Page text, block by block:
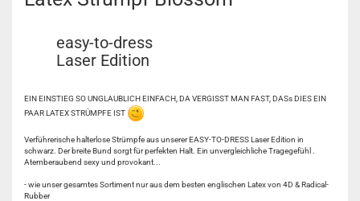
easy-to-dress
Laser Edition
EIN EINSTIEG SO UNGLAUBLICH EINFACH, DA VERGISST MAN FAST, DASs DIES EIN
PAAR LATEX STRÜMPFE IST
Verführerische halterlose Strümpfe aus unserer EASY-TO-DRESS Laser Edition in
schwarz. Der breite Bund sorgt für perfekten Halt. Ein unvergleichliche Tragegefühl .
Atemberaubend sexy und provokant...
- wie unser gesamtes Sortiment nur aus dem besten englischen Latex von 4D & Radical-
Rubber